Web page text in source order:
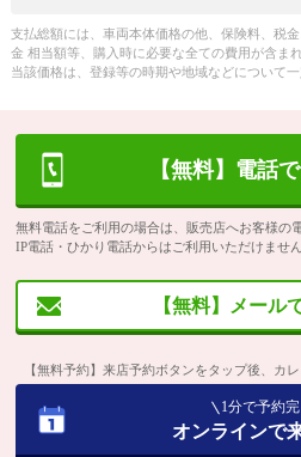
支払総額には、車両本体価格の他、保険料、税
金 相当額等、購入時に必要な全ての費用が含まれ
当該価格は、登録等の時期や地域などについて
【無料】電話
無料電話をご利用の場合は、販売店へお客様の
IP電話・ひかり電話からはご利用いただけません
【無料】メール
【無料予約】来店予約ボタンをタップ後、カ
1分で予約完
オンラインで